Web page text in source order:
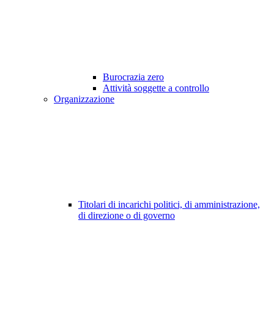
Burocrazia zero
Attività soggette a controllo
Organizzazione
Titolari di incarichi politici, di amministrazione,
di direzione o di governo